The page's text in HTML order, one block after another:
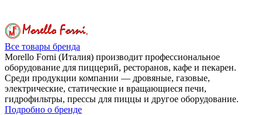
Все товары бренда
Morello Forni (Италия) производит профессиональное
оборудование для пиццерий, ресторанов, кафе и пекарен.
Среди продукции компании — дровяные, газовые,
электрические, статические и вращающиеся печи,
гидрофильтры, прессы для пиццы и другое оборудование.
Подробно о бренде